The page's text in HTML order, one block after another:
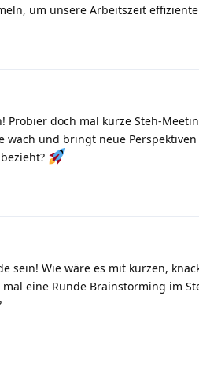
um unsere Arbeitszeit
Probier doch mal kurze Steh-
wach und bringt neue
sein! Wie wäre es mit kurzen,
eine Runde Brainstorming im